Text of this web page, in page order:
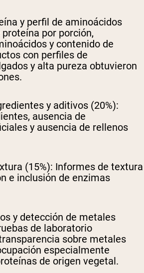
y perfil de aminoácidos
por porción,
y contenido de
con perfiles de
y alta pureza obtuvieron
y aditivos (20%):
ausencia de
y ausencia de rellenos
(15%): Informes de textura
e inclusión de enzimas
y detección de metales
de laboratorio
sobre metales
especialmente
de origen vegetal.